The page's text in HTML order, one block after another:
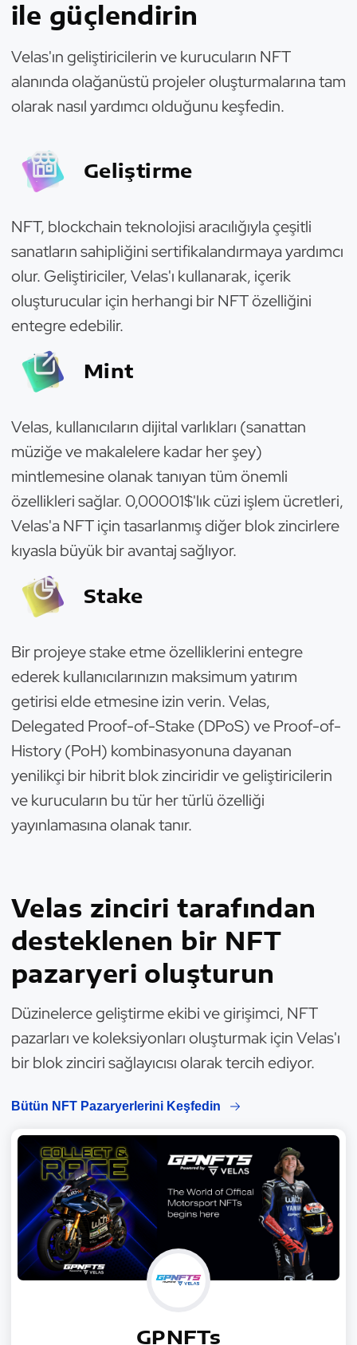
ile güçlendirin
Velas'ın geliştiricilerin ve kurucuların NFT
alanında olağanüstü projeler oluşturmalarına tam
olarak nasıl yardımcı olduğunu keşfedin.
Geliştirme
NFT, blockchain teknolojisi aracılığıyla çeşitli
sanatların sahipliğini sertifikalandırmaya yardımcı
olur. Geliştiriciler, Velas'ı kullanarak, içerik
oluşturucular için herhangi bir NFT özelliğini
entegre edebilir.
Mint
Velas, kullanıcıların dijital varlıkları (sanattan
müziğe ve makalelere kadar her şey)
mintlemesine olanak tanıyan tüm önemli
özellikleri sağlar. 0,00001$'lık cüzi işlem ücretleri,
Velas'a NFT için tasarlanmış diğer blok zincirlere
kıyasla büyük bir avantaj sağlıyor.
Stake
Bir projeye stake etme özelliklerini entegre
ederek kullanıcılarınızın maksimum yatırım
getirisi elde etmesine izin verin. Velas,
Delegated Proof-of-Stake (DPoS) ve Proof-of-
History (PoH) kombinasyonuna dayanan
yenilikçi bir hibrit blok zinciridir ve geliştiricilerin
ve kurucuların bu tür her türlü özelliği
yayınlamasına olanak tanır.
Velas zinciri tarafından
desteklenen bir NFT
pazaryeri oluşturun
Düzinelerce geliştirme ekibi ve girişimci, NFT
pazarları ve koleksiyonları oluşturmak için Velas'ı
bir blok zinciri sağlayıcısı olarak tercih ediyor.
Bütün NFT Pazaryerlerini Keşfedin
GPNFTs